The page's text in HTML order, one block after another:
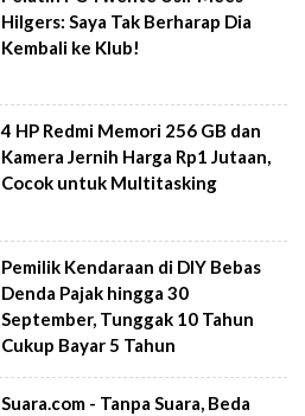
Hilgers: Saya Tak Berharap Dia
Kembali ke Klub!
4 HP Redmi Memori 256 GB dan
Kamera Jernih Harga Rp1 Jutaan,
Cocok untuk Multitasking
Pemilik Kendaraan di DIY Bebas
Denda Pajak hingga 30
September, Tunggak 10 Tahun
Cukup Bayar 5 Tahun
Suara.com - Tanpa Suara, Beda